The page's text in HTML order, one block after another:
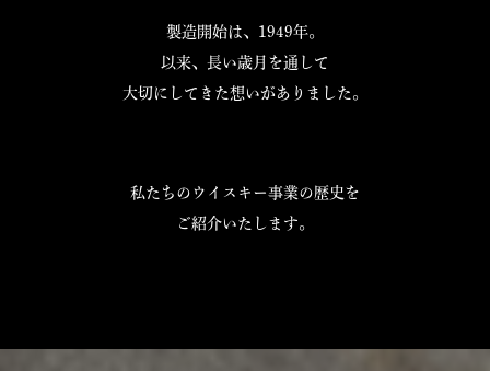
製造開始は、1949年。
以来、長い歳月を通して
大切にしてきた想いがありました。
私たちのウイスキー事業の歴史を
ご紹介いたします。